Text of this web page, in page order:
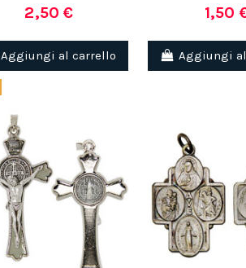
2,50 €
Aggiungi al carrello
1,50
Aggiungi